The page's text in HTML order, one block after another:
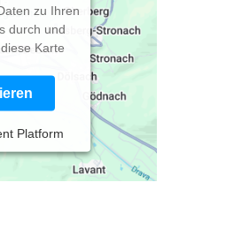
zu Ihren
durch und
Karte
Platform